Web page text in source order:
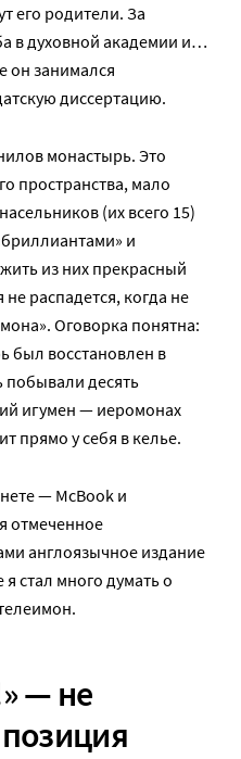
его родители. За
в духовной академии и…
он занимался
диссертацию.
монастырь. Это
пространства, мало
(их всего 15)
и
из них прекрасный
распадется, когда не
Оговорка понятна:
был восстановлен в
побывали десять
игумен — иеромонах
прямо у себя в келье.
— McBook и
отмеченное
англоязычное издание
стал много думать о
— не